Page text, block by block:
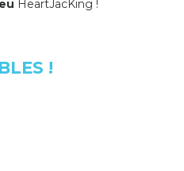
HeartJacKing !
!